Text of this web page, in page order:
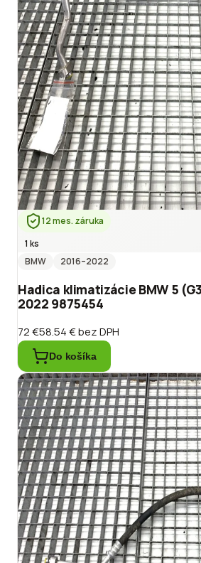
12 mes. záruka
1 ks
BMW
2016–2022
Hadica klimatizácie BMW 5
2022 9875454
72 €58.54 €bez DPH
Do košíka